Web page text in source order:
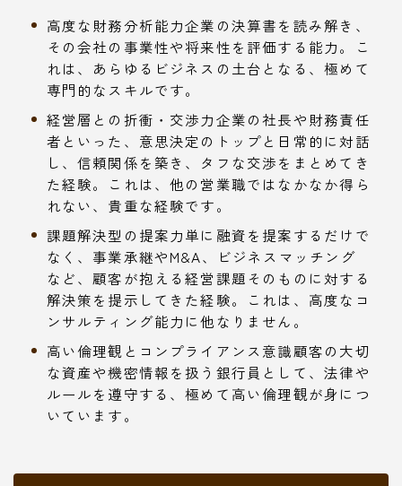
高度な財務分析能力企業の決算書を読み解き、
その会社の事業性や将来性を評価する能力。こ
れは、あらゆるビジネスの土台となる、極めて
専門的なスキルです。
経営層との折衝・交渉力企業の社長や財務責任
者といった、意思決定のトップと日常的に対話
し、信頼関係を築き、タフな交渉をまとめてき
た経験。これは、他の営業職ではなかなか得ら
れない、貴重な経験です。
課題解決型の提案力単に融資を提案するだけで
なく、事業承継やM&A、ビジネスマッチング
など、顧客が抱える経営課題そのものに対する
解決策を提示してきた経験。これは、高度なコ
ンサルティング能力に他なりません。
高い倫理観とコンプライアンス意識顧客の大切
な資産や機密情報を扱う銀行員として、法律や
ルールを遵守する、極めて高い倫理観が身につ
いています。